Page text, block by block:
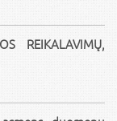
REIKALAVIMŲ,